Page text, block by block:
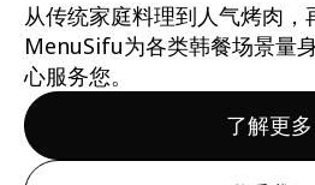
从传统家庭料理到人气烤肉，
MenuSifu为各类韩餐场景量
心服务您。
了解更多